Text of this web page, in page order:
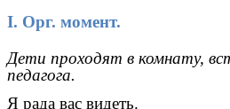
I. Орг. момент.
Дети проходят в комнату,
педагога.
Я рада вас видеть.